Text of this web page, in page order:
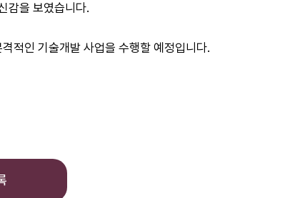
감을 보였습니다.
적인 기술개발 사업을 수행할 예정입니다.